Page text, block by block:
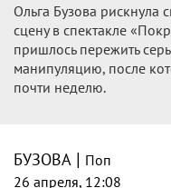
Надежда
от работы в
Бузовой